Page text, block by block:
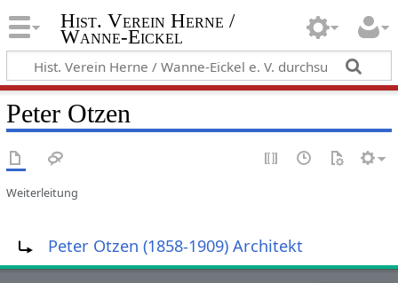
Hist. Verein Herne /
Wanne-Eickel
Peter Otzen
Weiterleitung
Peter Otzen (1858-1909) Architekt